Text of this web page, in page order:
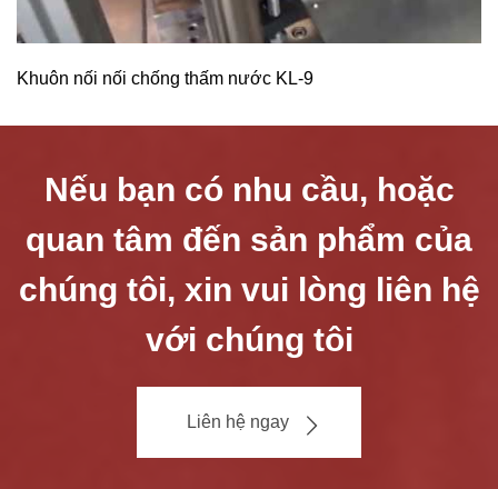
Khuôn nối nối chống thấm nước KL-9
Nếu bạn có nhu cầu, hoặc
quan tâm đến sản phẩm của
chúng tôi, xin vui lòng liên hệ
với chúng tôi
Liên hệ ngay